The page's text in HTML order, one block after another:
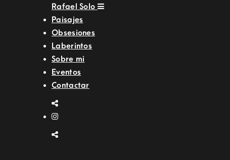
Rafael Solo
Paisajes
Obsesiones
Laberintos
Sobre mi
Eventos
Contactar